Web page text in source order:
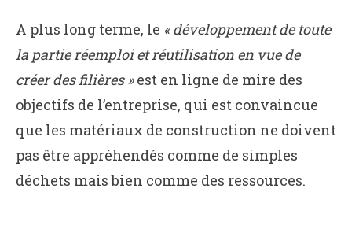
A plus long terme, le « développement de toute
la partie réemploi et réutilisation en vue de
créer des filières »est en ligne de mire des
objectifs de l’entreprise, qui est convaincue
que les matériaux de construction ne doivent
pas être appréhendés comme de simples
déchets mais bien comme des ressources.